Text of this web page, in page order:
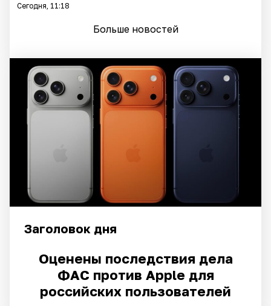
Сегодня, 11:18
В Ярославской области отразили самую
Сегодня, 11:13
На платных парковках в Краснодаре появились новые
терминалы
Сегодня, 10:42
Заместитель Генерального прокурора РФ Сергей
Краснодарского края
В Геленджике включили сирену: есть угроза атаки БЭК
Больше новостей
Заголовок дня
Оценены последствия дела
ФАС против Apple для
российских пользователей